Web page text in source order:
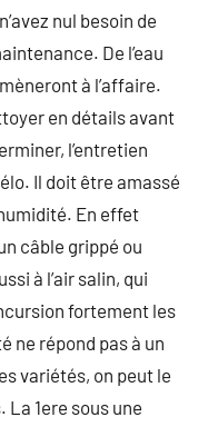
nul besoin de
De l’eau
à l’affaire.
en détails avant
l’entretien
Il doit être amassé
En effet
câble grippé ou
à l’air salin, qui
fortement les
ne répond pas à un
variétés, on peut le
1ere sous une